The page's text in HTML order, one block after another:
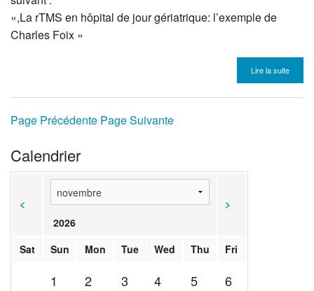
«,La rTMS en hôpital de jour gériatrique: l’exemple de
Charles Foix »
Lire la suite
Page Précédente Page Suivante
Calendrier
<
2026
>
Sat Sun Mon Tue Wed Thu Fri
1 2 3 4 5 6